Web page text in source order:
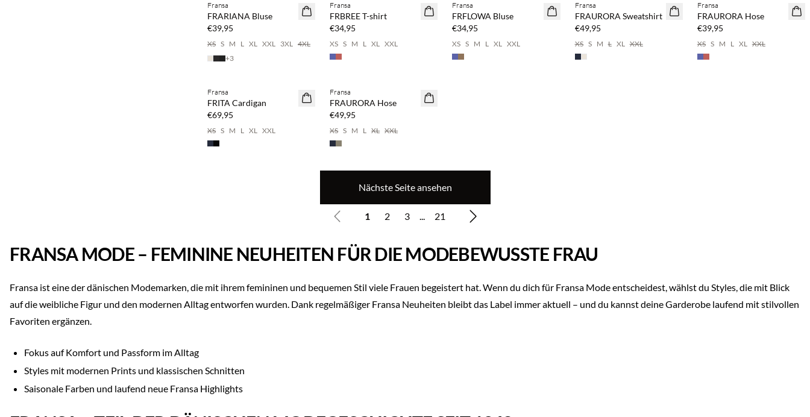
NEUHEITEN
Fransa
FRARIANA Bluse
€39,95
XS S M L XL XXL 3XL 4XL
+3
NEUHEITEN
Fransa
FRBREE T-shirt
€34,95
XS S M L XL XXL
NEUHEITEN
Fransa
FRFLOWA Bluse
€34,95
XS S M L XL XXL
NEUHEITEN
Fransa
FRAURORA Sweatshirt
€49,95
XS S M L XL XXL
NEUHEITEN
Fransa
FRAURORA Hose
€39,95
XS S M L XL XXL
NEUHEITEN
Fransa
FRITA Cardigan
€69,95
XS S M L XL XXL
NEUHEITEN
Fransa
FRAURORA Hose
€49,95
XS S M L XL XXL
Nächste Seite ansehen
1 2 3 ... 21
FRANSA MODE – FEMININE NEUHEITEN FÜR DIE MODEBEWUSSTE FRAU
Fransa ist eine der dänischen Modemarken, die mit ihrem femininen und bequemen Stil viele Frauen begeistert hat. Wenn du dich für Fransa Mode entscheidest, wählst du Styles, die mit Blick
auf die weibliche Figur und den modernen Alltag entworfen wurden. Dank regelmäßiger Fransa Neuheiten bleibt das Label immer aktuell – und du kannst deine Garderobe laufend mit stilvollen
Favoriten ergänzen.
Fokus auf Komfort und Passform im Alltag
Styles mit modernen Prints und klassischen Schnitten
Saisonale Farben und laufend neue Fransa Highlights